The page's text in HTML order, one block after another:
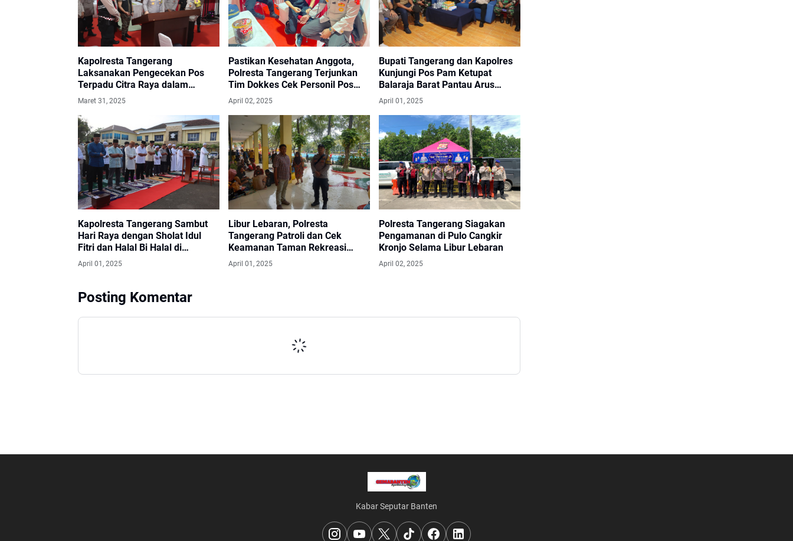
Kapolresta Tangerang
Laksanakan Pengecekan Pos
Terpadu Citra Raya dalam
Rangka Operasi Ketupat 2025
Maret 31, 2025
Pastikan Kesehatan Anggota,
Polresta Tangerang Terjunkan
Tim Dokkes Cek Personil Pos
Pengamanan
April 02, 2025
Bupati Tangerang dan Kapolres
Kunjungi Pos Pam Ketupat
Balaraja Barat Pantau Arus
Mudik
April 01, 2025
Kapolresta Tangerang Sambut
Hari Raya dengan Sholat Idul
Fitri dan Halal Bi Halal di
Halaman Mapolresta Tangerang
April 01, 2025
Libur Lebaran, Polresta
Tangerang Patroli dan Cek
Keamanan Taman Rekreasi
World of Wonder Panongan
April 01, 2025
Polresta Tangerang Siagakan
Pengamanan di Pulo Cangkir
Kronjo Selama Libur Lebaran
April 02, 2025
Posting Komentar
Kabar Seputar Banten